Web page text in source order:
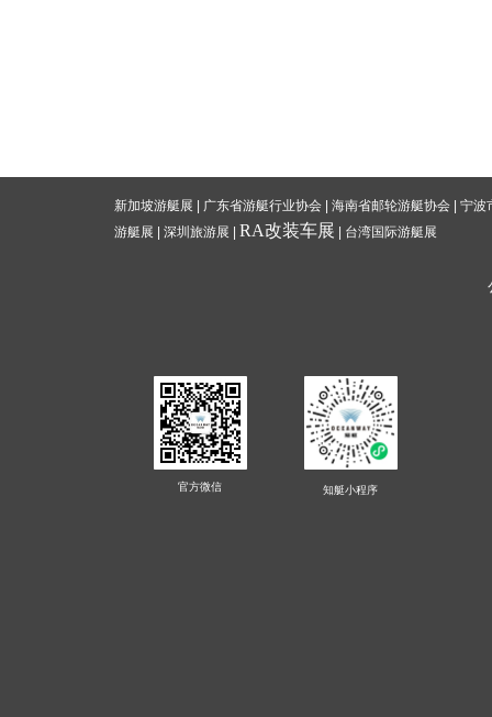
官方微信
新加坡游艇展 广东省游艇行业协会 海南省邮轮游艇协会
宁波
游艇展
深圳旅游展 RA改装车展 台湾国际游艇展
知艇小程序